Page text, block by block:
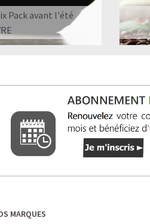
Pack avant l'été
MARQUES